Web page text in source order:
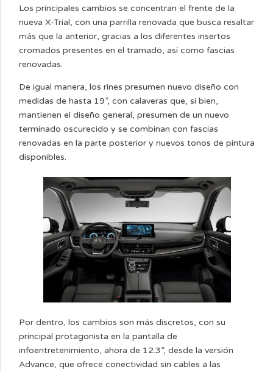
Los principales cambios se concentran el frente de la
nueva X-Trial, con una parrilla renovada que busca resaltar
más que la anterior, gracias a los diferentes insertos
cromados presentes en el tramado, así como fascias
renovadas.
De igual manera, los rines presumen nuevo diseño con
medidas de hasta 19”, con calaveras que, si bien,
mantienen el diseño general, presumen de un nuevo
terminado oscurecido y se combinan con fascias
renovadas en la parte posterior y nuevos tonos de pintura
disponibles.
Por dentro, los cambios son más discretos, con su
principal protagonista en la pantalla de
infoentretenimiento, ahora de 12.3”, desde la versión
Advance, que ofrece conectividad sin cables a las